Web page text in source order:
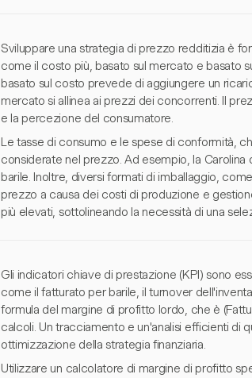
Sviluppare una strategia di prezzo redditizia è
come il costo più, basato sul mercato e basato
basato sul costo prevede di aggiungere un
mercato si allinea ai prezzi dei concorrenti. Il
e la percezione del consumatore.
Le tasse di consumo e le spese di conformità,
considerate nel prezzo. Ad esempio, la
barile. Inoltre, diversi formati di imballaggio,
prezzo a causa dei costi di produzione e
più elevati, sottolineando la necessità di una
Gli indicatori chiave di prestazione (KPI) sono
come il fatturato per barile, il turnover
formula del margine di profitto lordo, che è
calcoli. Un tracciamento e un'analisi efficienti di
ottimizzazione della strategia finanziaria.
Utilizzare un calcolatore di margine di profitto